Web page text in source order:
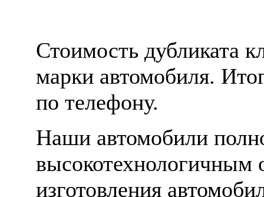
Стоимость дубликата
марки автомобиля.
по телефону.
Наши автомобили
высокотехнологичным
изготовления